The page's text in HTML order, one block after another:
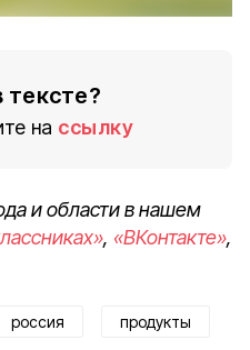
на ссылку
и области в нашем
, «ВКонтакте»,
россия продукты